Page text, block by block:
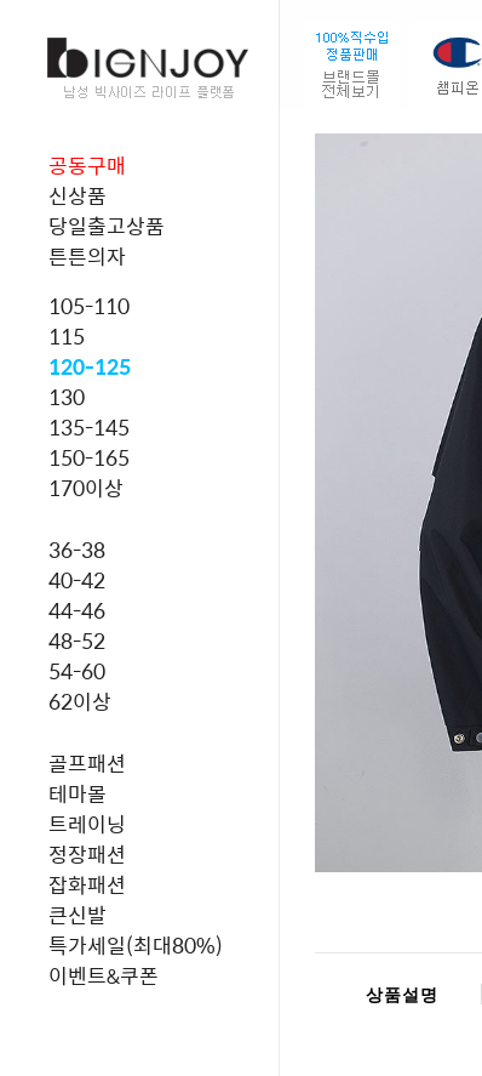
공동구매
신상품
당일출고상품
튼튼의자
105-110
115
120-125
130
135-145
150-165
170이상
36-38
40-42
44-46
48-52
54-60
62이상
골프패션
테마몰
트레이닝
정장패션
잡화패션
큰신발
특가세일(최대80%)
이벤트&쿠폰
상품설명